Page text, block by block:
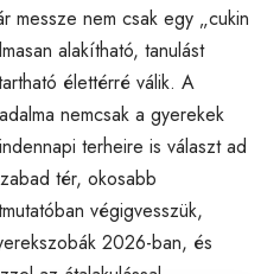
messze nem csak egy „cukin
alakítható, tanulást
élettérré válik. A
nemcsak a gyerekek
terheire is választ ad
tér, okosabb
végigvesszük,
2026-ban, és